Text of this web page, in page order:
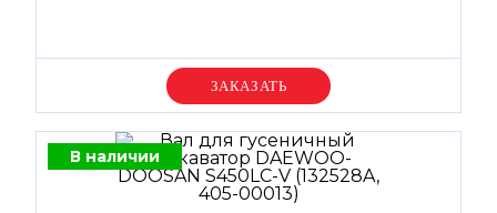
Уточняйте цену
В наличии